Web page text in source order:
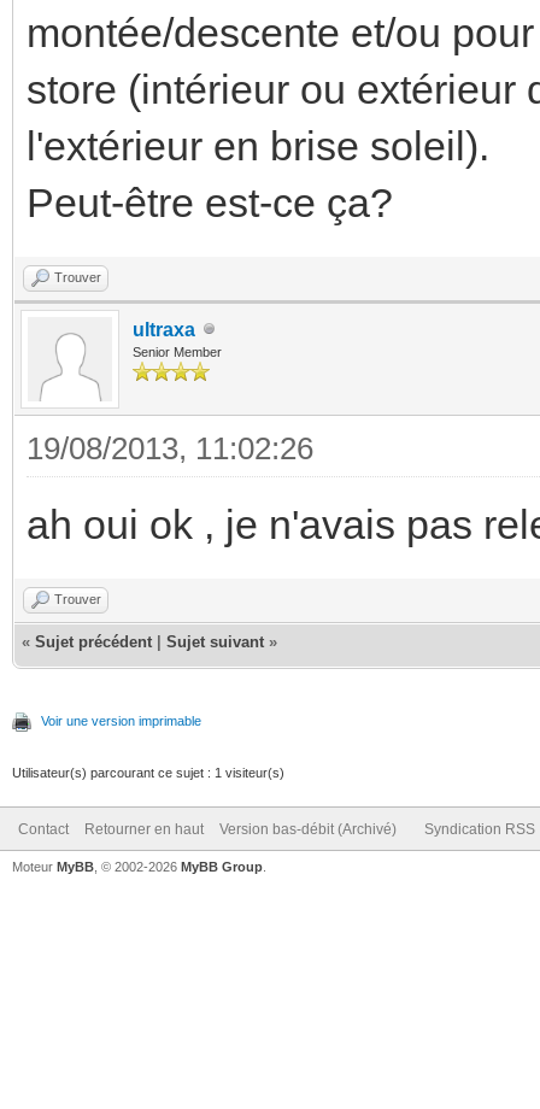
montée/descente et/ou
store (intérieur ou extérieur
l'extérieur en brise soleil).
Peut-être est-ce ça?
Trouver
ultraxa
Senior Member
19/08/2013, 11:02:26
ah oui ok , je n'avais pas
Trouver
« Sujet précédent Sujet suivant »
Voir une version imprimable
Utilisateur(s) parcourant ce sujet : 1 visiteur(s)
Contact Retourner en haut Version bas-débit (Archivé) Syndication RSS
Moteur MyBB , © 2002-2026 MyBB Group